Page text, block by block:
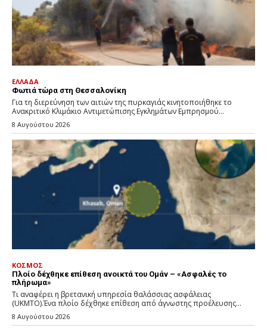
ΕΛΛΑΔΑ
Φωτιά τώρα στη Θεσσαλονίκη
Για τη διερεύνηση των αιτιών της πυρκαγιάς κινητοποιήθηκε το
Ανακριτικό Κλιμάκιο Αντιμετώπισης Εγκλημάτων Εμπρησμού...
8 Αυγούστου 2026
ΚΟΣΜΟΣ
Πλοίο δέχθηκε επίθεση ανοικτά του Ομάν – «Ασφαλές το
πλήρωμα»
Τι αναφέρει η βρετανική υπηρεσία θαλάσσιας ασφάλειας
(UKMTO).Ένα πλοίο δέχθηκε επίθεση από άγνωστης προέλευσης...
8 Αυγούστου 2026